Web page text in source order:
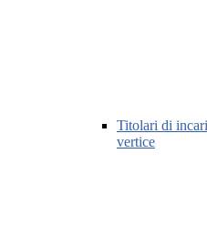
Titolari di
vertice